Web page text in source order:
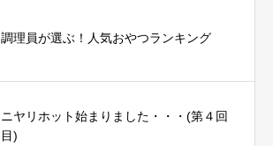
調理員が選ぶ！人気おやつランキング
ニヤリホット始まりました・・・(第４回
目)